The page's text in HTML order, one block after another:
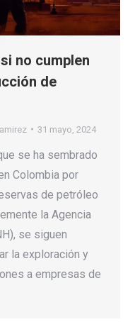
no cumplen
de
31 mayo, 2024
se ha sembrado
Colombia por
de petróleo
la Agencia
se siguen
la exploración y
a empresas de